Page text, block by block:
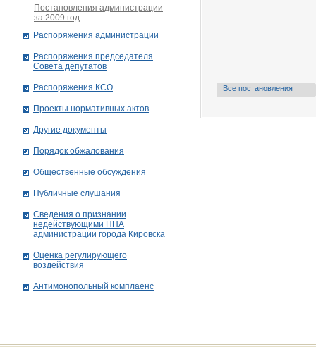
Все постановления
Постановления администрации
за 2009 год
Распоряжения администрации
Распоряжения председателя
Совета депутатов
Распоряжения КСО
Проекты нормативных актов
Другие документы
Порядок обжалования
Общественные обсуждения
Публичные слушания
Сведения о признании
недействующими НПА
администрации города Кировскa
Оценка регулирующего
воздействия
Антимонопольный комплаенс